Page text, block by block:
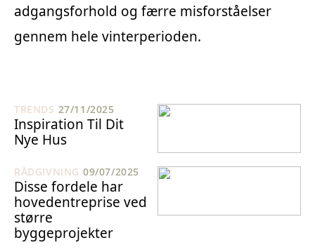
adgangsforhold og færre misforståelser
gennem hele vinterperioden.
TRENDS 27/11/2025
Inspiration Til Dit
Nye Hus
RÅDGIVNING 09/07/2025
Disse fordele har
hovedentreprise ved
større
byggeprojekter